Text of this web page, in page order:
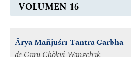
VOLUMEN 16
Ārya Mañjuśrī Tantra Garbha